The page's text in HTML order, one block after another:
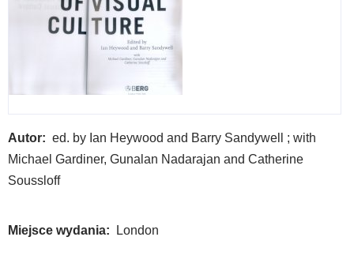
Autor
ed. by Ian Heywood and Barry Sandywell ; with
Michael Gardiner, Gunalan Nadarajan and Catherine
Soussloff
Miejsce wydania London